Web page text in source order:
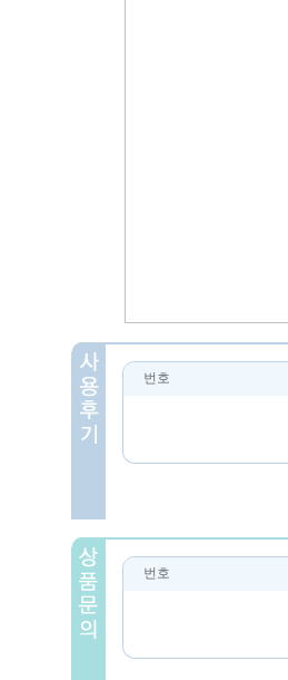
번호
번호